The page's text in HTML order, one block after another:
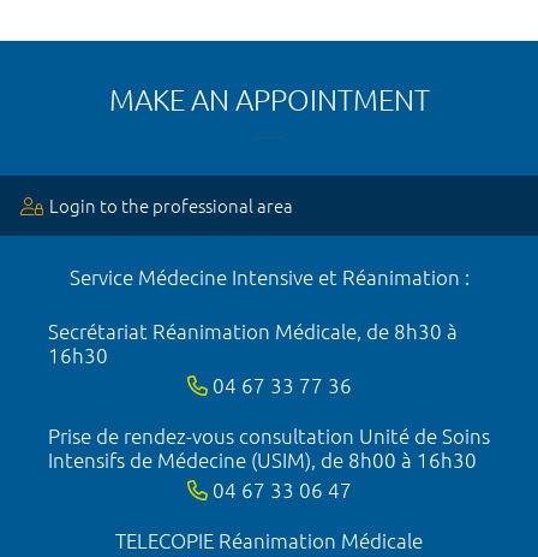
MAKE AN APPOINTMENT
Login to the professional area
Service Médecine Intensive et Réanimation :
Secrétariat Réanimation Médicale, de 8h30 à
16h30
04 67 33 77 36
Prise de rendez-vous consultation Unité de Soins
Intensifs de Médecine (USIM), de 8h00 à 16h30
04 67 33 06 47
TELECOPIE Réanimation Médicale